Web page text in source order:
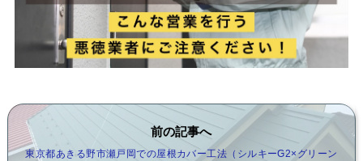
前の記事へ
東京都あきる野市瀬戸岡での屋根カバー工法（シルキーG2×グリーン